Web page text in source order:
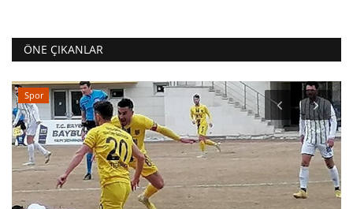
ÖNE ÇIKANLAR
Spor